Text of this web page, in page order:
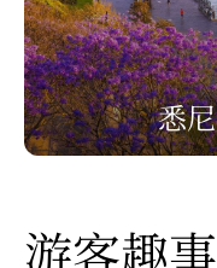
悉尼
游客趣事